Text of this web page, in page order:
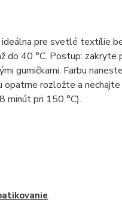
pre svetlé textílie
do 40 °C. Postup:
gumičkami. Farbu
rozložte a
minút pri 150 °C).